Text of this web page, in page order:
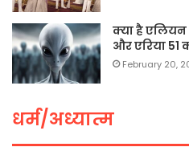
क्या है
और एरिया 51
February 20,
धर्म/अध्यात्म